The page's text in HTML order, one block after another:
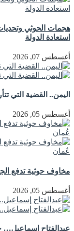
هجمات الحوثي
استعادة الدولة
أغسطس 07, 2026
اليمن.. القضية التي
أغسطس 05, 2026
مخاوف حوثية تدفع
أغسطس 05, 2026
عبدالفتاح إسماعيل…